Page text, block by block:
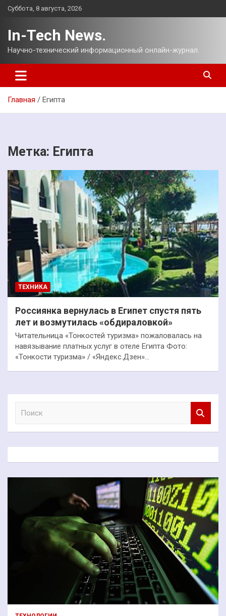
Перейти
Суббота, 8 августа, 2026
In-Tech News.
Научно-технический информационный онлайн-журнал.
Главная Египта
Метка: Египта
ТЕХНИКА
Россиянка вернулась в Египет спустя пять
лет и возмутилась «обдираловкой»
Читательница «Тонкостей туризма» пожаловалась на
навязывание платных услуг в отеле Египта Фото:
«Тонкости туризма» / «Яндекс.Дзен»…
к